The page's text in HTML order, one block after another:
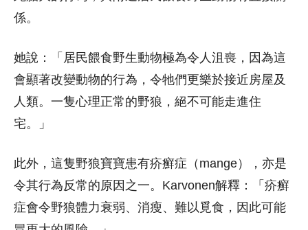
係。
她說：「居民餵食野生動物極為令人沮喪，因為這
會顯著改變動物的行為，令牠們更樂於接近房屋及
人類。一隻心理正常的野狼，絕不可能走進住
宅。」
此外，這隻野狼寶寶患有疥癬症（mange），亦是
令其行為反常的原因之一。Karvonen解釋：「疥癬
症會令野狼體力衰弱、消瘦、難以覓食，因此可能